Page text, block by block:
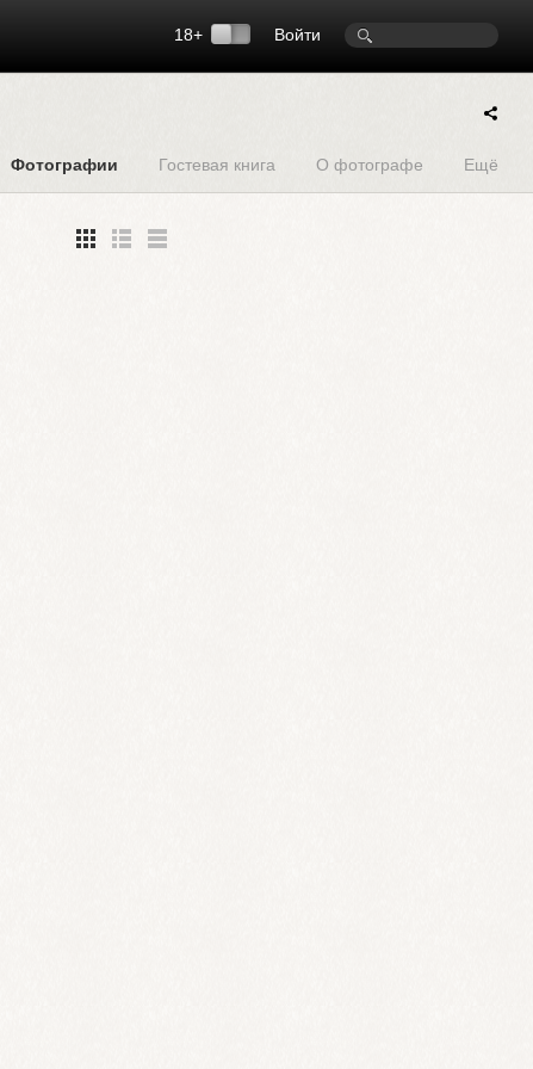
Войти
18+
Фотографии Гостевая книга О фотографе Ещё